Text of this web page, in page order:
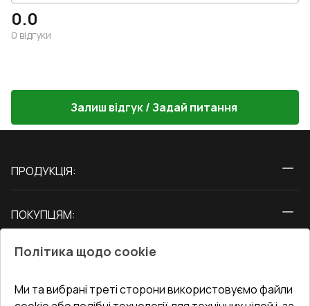
0.0
0 відгуки
Залиш відгук / Задай питання
ПРОДУКЦІЯ:
Двері
ПОКУПЦЯМ:
Блог
СЕРВІС ТА ОБЛУГОВУВАННЯ:
Доставка і Оплата
КОНТАКТИ
Політика щодо cookie
Ми та вибрані треті сторони використовуємо файли